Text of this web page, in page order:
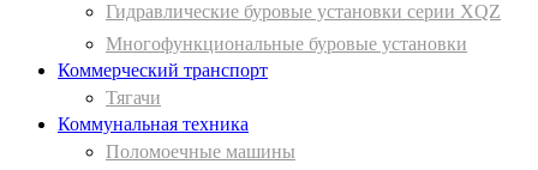
Гидравлические буровые установки серии XQZ
Многофункциональные буровые установки
Коммерческий транспорт
Тягачи
Коммунальная техника
Поломоечные машины